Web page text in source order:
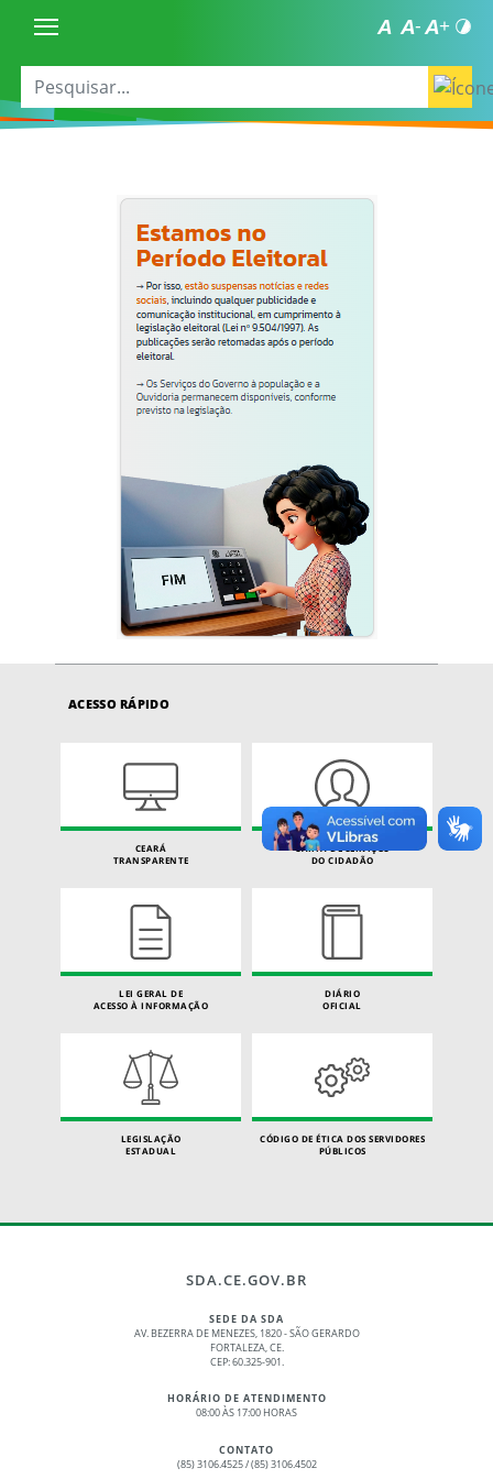
ACESSO RÁPIDO
CEARÁ
TRANSPARENTE
CARTA DE SERVIÇOS
DO CIDADÃO
LEI GERAL DE
ACESSO À INFORMAÇÃO
DIÁRIO
OFICIAL
LEGISLAÇÃO
ESTADUAL
CÓDIGO DE ÉTICA DOS SERVIDORES
PÚBLICOS
SDA.CE.GOV.BR
SEDE DA SDA
AV. BEZERRA DE MENEZES, 1820 - SÃO GERARDO
FORTALEZA, CE.
CEP: 60.325-901.
HORÁRIO DE ATENDIMENTO
08:00 ÀS 17:00 HORAS
CONTATO
(85) 3106.4525 / (85) 3106.4502